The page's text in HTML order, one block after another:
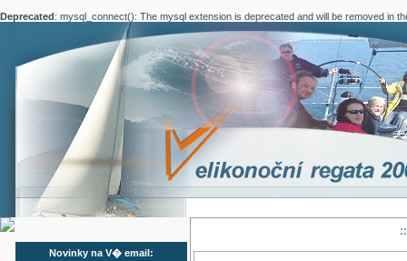
Deprecated: mysql_connect(): The mysql extension is deprecated and will be removed in
Novinky na V� email: